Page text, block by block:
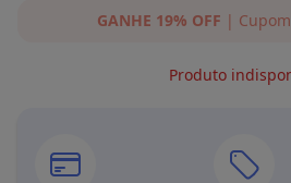
GANHE 19% OFF |
QUINTESS19. Válido para toda loja
Produto